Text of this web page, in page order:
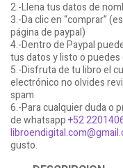
2.-Llena tus datos de
3.-Da clic en “comprar”
página de paypal)
4.-Dentro de Paypal
tus datos y listo o
5.-Disfruta de tu libro el
electrónico no olvides
spam
6.-Para cualquier duda o
de whatsapp+52
gusto.